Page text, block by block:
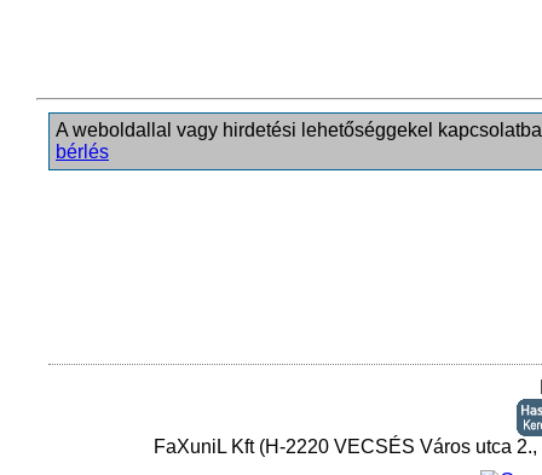
A weboldallal vagy hirdetési lehetőséggekel
bérlés
FaXuniL Kft (H-2220 VECSÉS Város utca